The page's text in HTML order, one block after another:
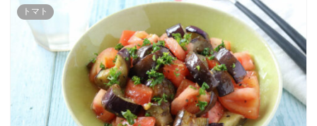
トマト